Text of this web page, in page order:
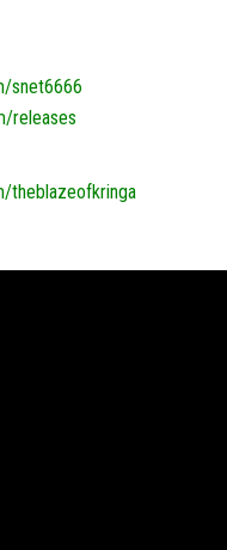
snet6666
releases
theblazeofkringa